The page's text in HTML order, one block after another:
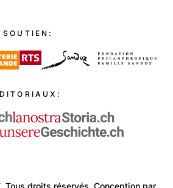
. Tous droits réservés. Conception par